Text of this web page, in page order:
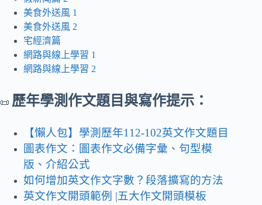
美食外送風 1
美食外送風 2
宅經濟篇
網路與線上學習 1
網路與線上學習 2
📜 歷年學測作文題目與寫作提示：
【懶人包】學測歷年112-102英文作文題目
圖表作文：圖表作文必備字彙、句型模
版、介紹公式
如何增加英文作文字數？段落擴寫的方法
英文作文開頭範例 |五大作文開頭模板